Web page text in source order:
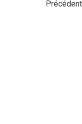
Précédent